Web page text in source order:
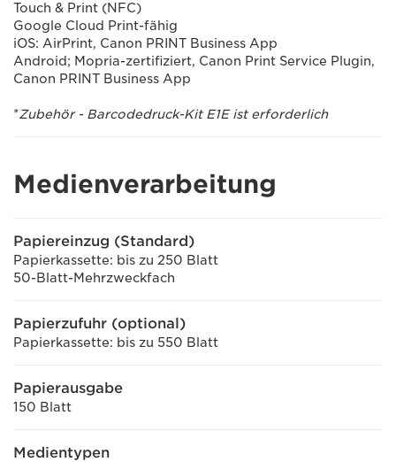
Touch & Print (NFC)
Google Cloud Print-fähig
iOS: AirPrint, Canon PRINT Business App
Android; Mopria-zertifiziert, Canon Print Service Plugin,
Canon PRINT Business App
*Zubehör - Barcodedruck-Kit E1E ist erforderlich
Medienverarbeitung
Papiereinzug (Standard)
Papierkassette: bis zu 250 Blatt
50-Blatt-Mehrzweckfach
Papierzufuhr (optional)
Papierkassette: bis zu 550 Blatt
Papierausgabe
150 Blatt
Medientypen